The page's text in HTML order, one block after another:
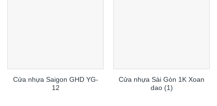
Cửa nhựa Saigon GHD YG-
12
Cửa nhựa Sài Gòn 1K Xoan
dao (1)